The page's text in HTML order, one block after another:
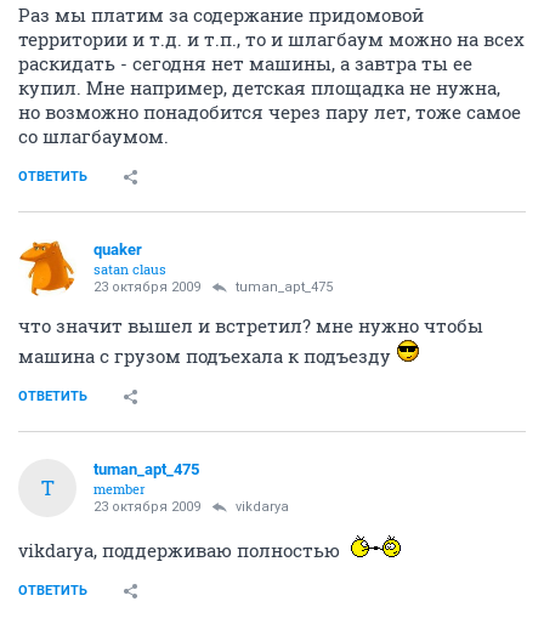
Раз мы платим за содержание придомовой
территории и т.д. и т.п., то и шлагбаум можно на всех
раскидать - сегодня нет машины, а завтра ты ее
купил. Мне например, детская площадка не нужна,
но возможно понадобится через пару лет, тоже самое
со шлагбаумом.
ОТВЕТИТЬ
quaker
satan claus
23 октября 2009 tuman_apt_475
что значит вышел и встретил? мне нужно чтобы
машина с грузом подъехала к подъезду
ОТВЕТИТЬ
T
tuman_apt_475
member
23 октября 2009 vikdarya
vikdarya, поддерживаю полностью
ОТВЕТИТЬ